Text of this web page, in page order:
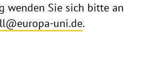
wenden Sie sich bitte an
uni.de.